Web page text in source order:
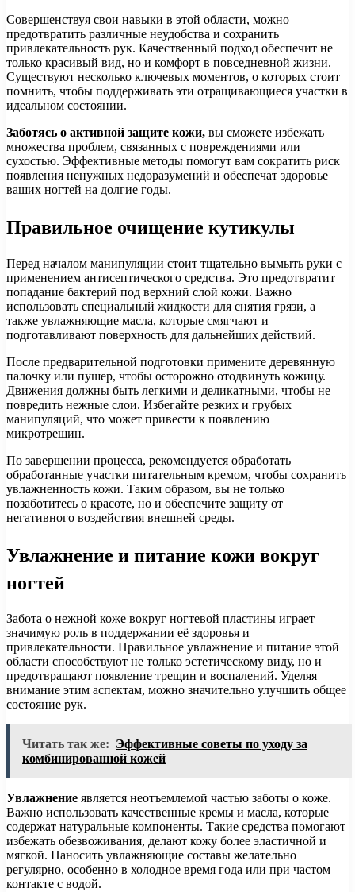
Совершенствуя свои навыки в этой области, можно
предотвратить различные неудобства и сохранить
привлекательность рук. Качественный подход обеспечит не
только красивый вид, но и комфорт в повседневной жизни.
Существуют несколько ключевых моментов, о которых стоит
помнить, чтобы поддерживать эти отращивающиеся участки в
идеальном состоянии.
Заботясь о активной защите кожи, вы сможете избежать
множества проблем, связанных с повреждениями или
сухостью. Эффективные методы помогут вам сократить риск
появления ненужных недоразумений и обеспечат здоровье
ваших ногтей на долгие годы.
Правильное очищение кутикулы
Перед началом манипуляции стоит тщательно вымыть руки с
применением антисептического средства. Это предотвратит
попадание бактерий под верхний слой кожи. Важно
использовать специальный жидкости для снятия грязи, а
также увлажняющие масла, которые смягчают и
подготавливают поверхность для дальнейших действий.
После предварительной подготовки примените деревянную
палочку или пушер, чтобы осторожно отодвинуть кожицу.
Движения должны быть легкими и деликатными, чтобы не
повредить нежные слои. Избегайте резких и грубых
манипуляций, что может привести к появлению
микротрещин.
По завершении процесса, рекомендуется обработать
обработанные участки питательным кремом, чтобы сохранить
увлажненность кожи. Таким образом, вы не только
позаботитесь о красоте, но и обеспечите защиту от
негативного воздействия внешней среды.
Увлажнение и питание кожи вокруг
ногтей
Забота о нежной коже вокруг ногтевой пластины играет
значимую роль в поддержании её здоровья и
привлекательности. Правильное увлажнение и питание этой
области способствуют не только эстетическому виду, но и
предотвращают появление трещин и воспалений. Уделяя
внимание этим аспектам, можно значительно улучшить общее
состояние рук.
Читать так же: Эффективные советы по уходу за
комбинированной кожей
Увлажнение является неотъемлемой частью заботы о коже.
Важно использовать качественные кремы и масла, которые
содержат натуральные компоненты. Такие средства помогают
избежать обезвоживания, делают кожу более эластичной и
мягкой. Наносить увлажняющие составы желательно
регулярно, особенно в холодное время года или при частом
контакте с водой.